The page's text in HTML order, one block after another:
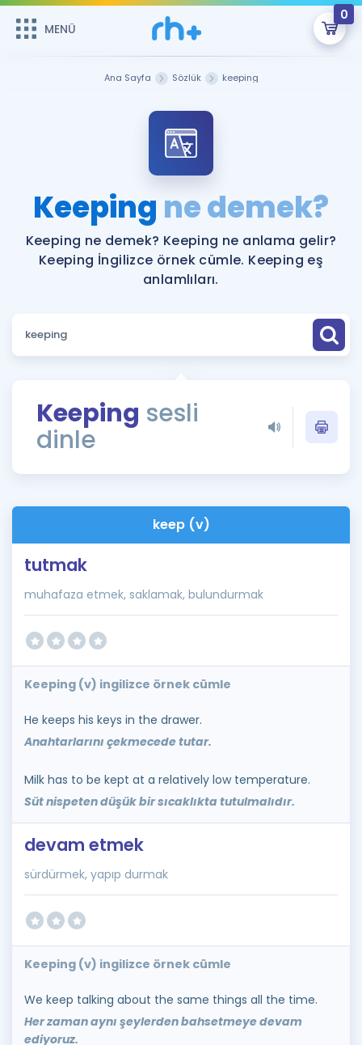
MENÜ
0
Şifremi Hatırlamıyorum
ÜYE DEĞİLİM
Sepetin Şu An Boş.
Remzi Hoca ile seni sınava hazırlayacak onlarca eğitim seni
bekliyor!
MENÜ
Katılımcı Görüşleri
Faydalı Araçlar
Sözlük
Rehberlik Aracı
ÖSYM Sınav Takvimi
İngilizce Gramer
Hakkımızda
Ana Sayfa Sözlük keeping
Keeping ne demek?
Keeping ne demek? Keeping ne anlama gelir?
Keeping İngilizce örnek cümle. Keeping eş
anlamlıları.
Keeping sesli
dinle
keep (v)
tutmak
muhafaza etmek, saklamak, bulundurmak
Keeping (v) ingilizce örnek cümle
He keeps his keys in the drawer.
Anahtarlarını çekmecede tutar.
Milk has to be kept at a relatively low temperature.
Süt nispeten düşük bir sıcaklıkta tutulmalıdır.
devam etmek
sürdürmek, yapıp durmak
Keeping (v) ingilizce örnek cümle
We keep talking about the same things all the time.
Her zaman aynı şeylerden bahsetmeye devam
ediyoruz.